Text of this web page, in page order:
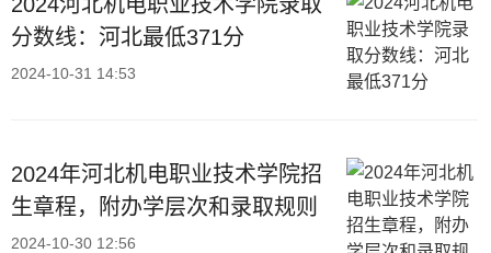
分数线：河北最低371分
2024-10-31 14:53
2024年河北机电职业技术学院招
生章程，附办学层次和录取规则
2024-10-30 12:56